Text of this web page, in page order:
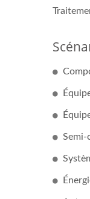
Semi-